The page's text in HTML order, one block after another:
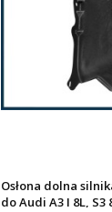
Osłona dolna
do Audi A3 I 8L, S3